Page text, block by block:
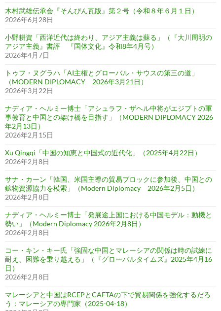
木村武雄伝承会『そんぴん瓦版』第２号（令和８年６月１日）
2026年6月28日
小野耕資「西洋近代は終わり、アジア主義は蘇る」（『大川周明の
アジア主義』書評 『国体文化』令和8年4月号）
2026年4月7日
トゥフ・ヌグラハ「AI主権とグローバル・サウスの第三の道」
（MODERN DIPLOMACY 2026年3月21日）
2026年3月22日
ナディア・ヘルミー博士「アシュラフ・ザヘル中将がエジプトの軍
事教育と中国との架け橋を目指す」（MODERN DIPLOMACY 2026
年2月13日）
2026年2月15日
Xu Qingqi「中国の知恵と中国式の近代化」（2025年4月22日）
2026年2月8日
サナ・カーン「韓国、米国主導の貿易ブロックに参加後、中国との
鉱物資源協力を模索」（Modern Diplomacy 2026年2月5日）
2026年2月8日
ナディア・ヘルミー博士「発展途上国における中国モデル：動機と
勢い」（Modern Diplomacy 2026年2月8日）
2026年2月8日
コー・キン・キー氏「強固な中国とマレーシアの関係は時の試練に
耐え、困難を乗り越える」（『グローバルタイムズ』2025年4月16
日）
2026年2月8日
マレーシアと中国はRCEPとCAFTAの下で貿易関係を強化するだろ
う：マレーシアの専門家（2025-04-18）